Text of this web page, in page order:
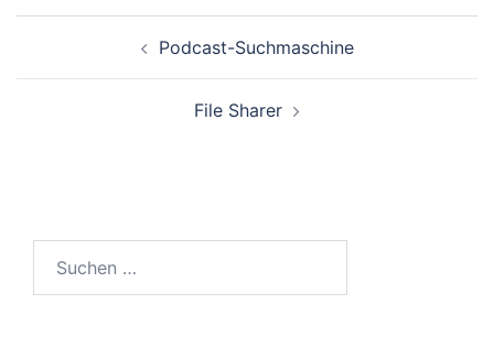
Navigation Podcast-Suchmaschine
File Sharer